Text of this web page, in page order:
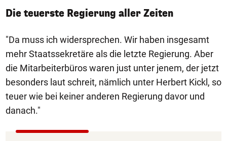
Die teuerste Regierung aller Zeiten
"Da muss ich widersprechen. Wir haben insgesamt
mehr Staatssekretäre als die letzte Regierung. Aber
die Mitarbeiterbüros waren just unter jenem, der jetzt
besonders laut schreit, nämlich unter Herbert Kickl, so
teuer wie bei keiner anderen Regierung davor und
danach."